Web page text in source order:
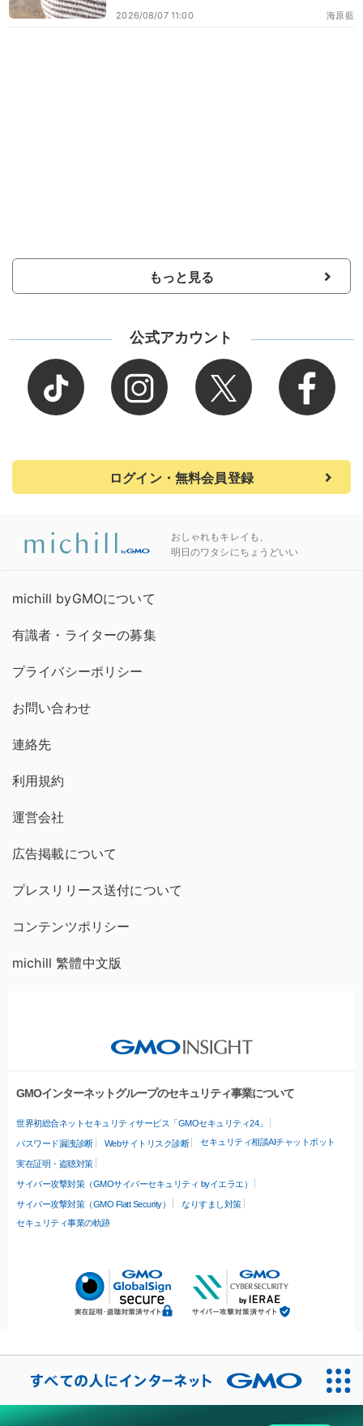
海原藍
2026/08/07 11:00
もっと見る
公式アカウント
ログイン・無料会員登録
おしゃれもキレイも、
明日のワタシにちょうどいい
michill byGMOについて
有識者・ライターの募集
プライバシーポリシー
お問い合わせ
連絡先
利用規約
運営会社
広告掲載について
プレスリリース送付について
コンテンツポリシー
michill 繁體中文版
GMOインターネットグループのセキュリティ事業について
世界初総合ネットセキュリティサービス「GMOセキュリティ24」
パスワード漏洩診断 Webサイトリスク診断 セキュリティ相談AIチャットボット
実在証明・盗聴対策
サイバー攻撃対策（GMOサイバーセキュリティ byイエラエ）
サイバー攻撃対策（GMO Flatt Security）
なりすまし対策
セキュリティ事業の軌跡